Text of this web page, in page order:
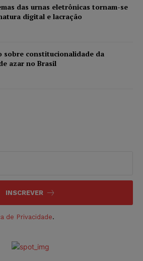
das urnas eletrônicas tornam-se
digital e lacração
sobre constitucionalidade da
azar no Brasil
INSCREVER
de Privacidade.